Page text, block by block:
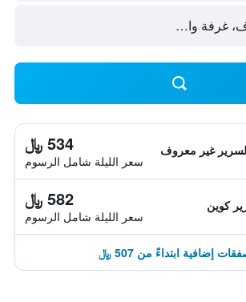
غير معروف 534 ﷼
سعر الليلة شامل الرسوم
582 ﷼
سعر الليلة شامل الرسوم